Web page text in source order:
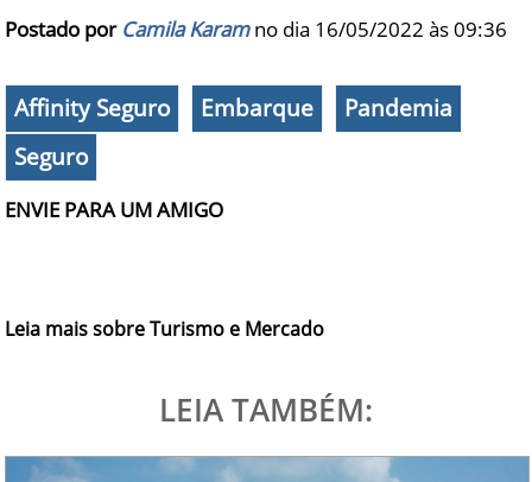
Postado por Camila Karamno dia 16/05/2022 às09:36
Affinity Seguro Embarque
Pandemia
Seguro
ENVIE PARA UM AMIGO
Leia mais sobre Turismo e Mercado
LEIA TAMBÉM: